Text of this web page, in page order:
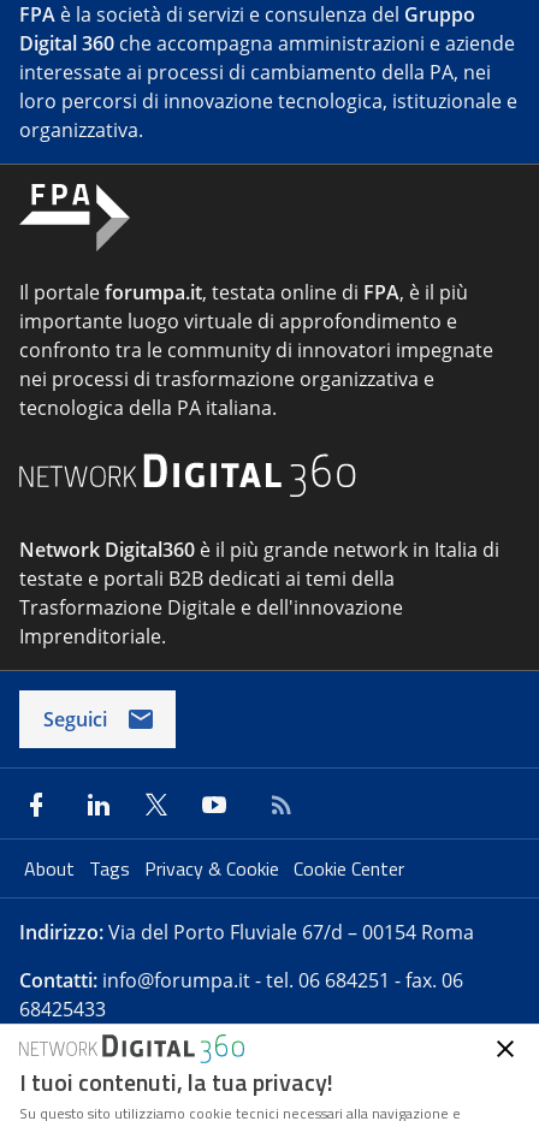
FPA è la società di servizi e consulenza del Gruppo
Digital 360 che accompagna amministrazioni e aziende
interessate ai processi di cambiamento della PA, nei
loro percorsi di innovazione tecnologica, istituzionale e
organizzativa.
Il portaleforumpa.it, testata online di FPA, è il più
importante luogo virtuale di approfondimento e
confronto tra le community di innovatori impegnate
nei processi di trasformazione organizzativa e
tecnologica della PA italiana.
Network Digital360 è il più grande network in Italia di
testate e portali B2B dedicati ai temi della
Trasformazione Digitale e dell'innovazione
Imprenditoriale.
Seguici
About Tags Privacy & Cookie Cookie Center
Indirizzo:Via del Porto Fluviale 67/d – 00154 Roma
Contatti: info@forumpa.it- tel. 06 684251 - fax. 06
68425433
Forumpa.itè una pubblicazione telematica iscritta
presso Registro della stampa del Tribunale di Roma -
I tuoi contenuti, la tua privacy!
Su questo sito utilizziamo cookie tecnici necessari alla navigazione e